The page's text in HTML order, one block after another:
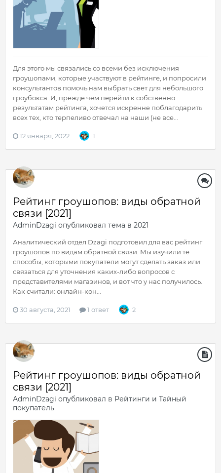
Для этого мы связались со всеми без исключения
гроушопами, которые участвуют в рейтинге, и попросили
консультантов помочь нам выбрать свет для небольшого
гроубокса. И, прежде чем перейти к собственно
результатам рейтинга, хочется искренне поблагодарить
всех тех, кто терпеливо отвечал на наши (не все...
12 января, 2022 1
Рейтинг гроушопов: виды обратной
связи [2021]
AdminDzagi опубликовал тема в 2021
Аналитический отдел Dzagi подготовил для вас рейтинг
гроушопов по видам обратной связи. Мы изучили те
способы, которыми покупатели могут сделать заказ или
связаться для уточнения каких-либо вопросов с
представителями магазинов, и вот что у нас получилось.
Как считали: онлайн-кон...
30 августа, 2021 1 ответ 2
Рейтинг гроушопов: виды обратной
связи [2021]
AdminDzagi опубликовал в Рейтинги и Тайный
покупатель